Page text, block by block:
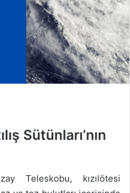
Sütünları’nın
Teleskobu, kızılötesi